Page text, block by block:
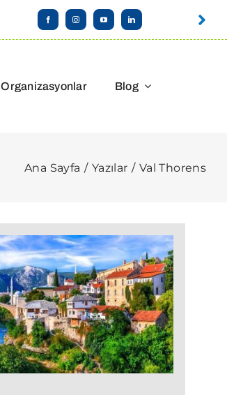
Organizasyonlar Blog
Ana Sayfa Yazılar Val Thorens